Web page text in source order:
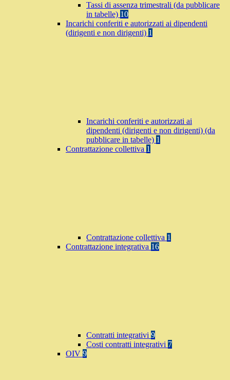
Tassi di assenza trimestrali (da pubblicare
in tabelle) 10
Incarichi conferiti e autorizzati ai dipendenti
(dirigenti e non dirigenti) 1
Incarichi conferiti e autorizzati ai
dipendenti (dirigenti e non dirigenti) (da
pubblicare in tabelle) 1
Contrattazione collettiva 1
Contrattazione collettiva 1
Contrattazione integrativa 16
Contratti integrativi 9
Costi contratti integrativi 7
OIV 9